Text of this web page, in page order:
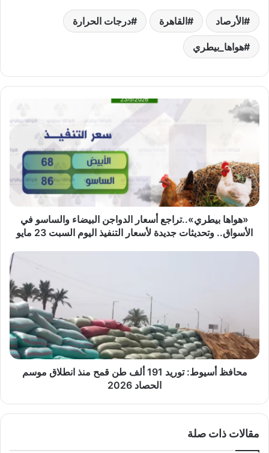
الأرصاد القاهرة درجات الحرارة
هواها_بيطري
«هواها
بيطري»..تراجع
أسعار
والساسو
في
الأسواق..
وتحديثات
جديدة
لأسعار
اليوم
«هواها بيطري»..تراجع أسعار الدواجن البيضاء والساسو في
الأسواق.. وتحديثات جديدة لأسعار التنفيذ اليوم السبت 23 مايو
محافظ
منذ
انطلاق
موسم
محافظ أسيوط: توريد 191 ألف طن قمح منذ انطلاق موسم
الحصاد 2026
مقالات ذات صلة